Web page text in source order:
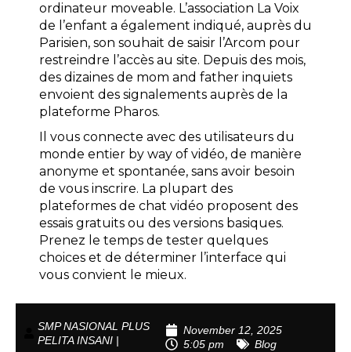
ordinateur moveable. L’association La Voix
de l’enfant a également indiqué, auprès du
Parisien, son souhait de saisir l’Arcom pour
restreindre l’accès au site. Depuis des mois,
des dizaines de mom and father inquiets
envoient des signalements auprès de la
plateforme Pharos.
Il vous connecte avec des utilisateurs du
monde entier by way of vidéo, de manière
anonyme et spontanée, sans avoir besoin
de vous inscrire. La plupart des
plateformes de chat vidéo proposent des
essais gratuits ou des versions basiques.
Prenez le temps de tester quelques
choices et de déterminer l’interface qui
vous convient le mieux.
SMP NASIONAL PLUS
PELITA INSANI |
November 12, 2025
5:05 pm
Blog